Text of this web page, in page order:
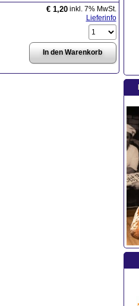
€ 1,20inkl. 7% MwSt.
Lieferinfo